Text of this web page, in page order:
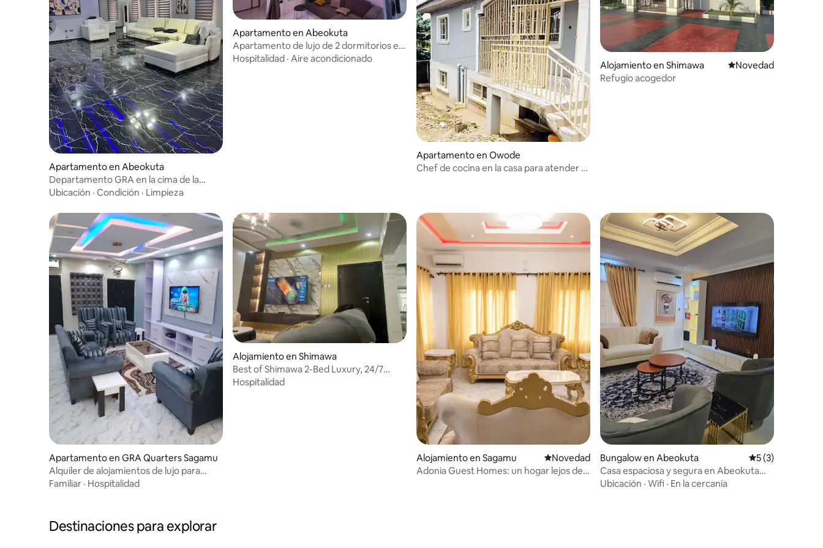
Apartamento en Abeokuta
Departamento GRA en la cima de la
colina de Abeokuta con vista
Ubicación · Condición · Limpieza
Apartamento en Abeokuta
Apartamento de lujo de 2 dormitorios en
una zona tranquila
Hospitalidad · Aire acondicionado
Apartamento en Owode
Chef de cocina en la casa para atender a
Alojamiento en Shimawa Lugar para
Novedad
Refugio acogedor
Apartamento en GRA Quarters Sagamu
Alquiler de alojamientos de lujo para
estancias cortas en Sagamu
Familiar · Hospitalidad
Alojamiento en Shimawa
Best of Shimawa 2-Bed Luxury, 24/7
Electric/Wifi
Hospitalidad
Alojamiento en Sagamu Lugar para hospedarse
Novedad
Adonia Guest Homes: un hogar lejos de
Bungalow en Abeokuta Calificación
5 (3)
Casa espaciosa y segura en Abeokuta
con wifi gratuito
Ubicación · Wifi · En la cercanía
Destinaciones para explorar